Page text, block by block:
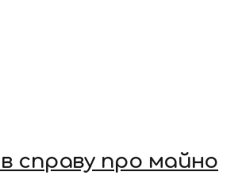
справу про майно